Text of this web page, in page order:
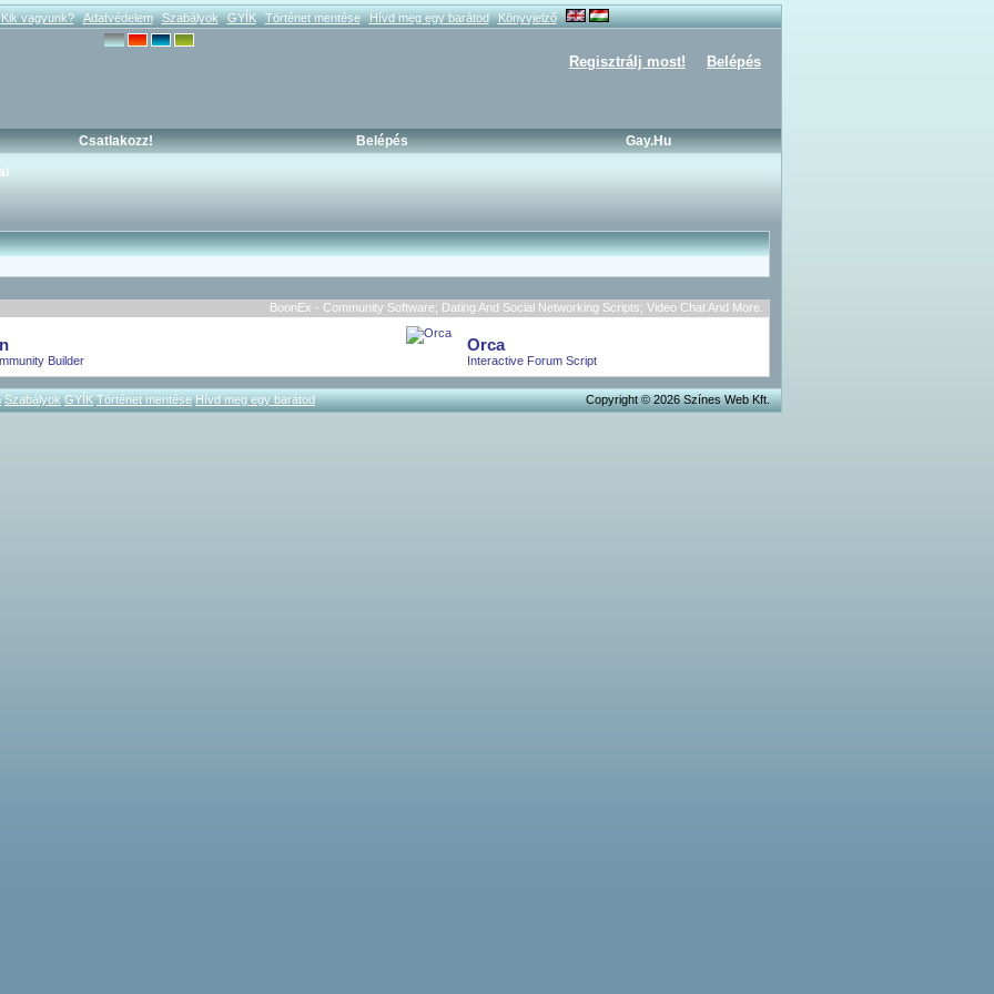
Kik vagyunk? Adatvédelem Szabályok GYÍK Történet mentése Hívd meg egy barátod Könyvjelző
Regisztrálj most! Belépés
Csatlakozz! Belépés
Gay.hu
BoonEx - Community Software; Dating And Social Networking Scripts; Video Chat And More.
Builder
Orca
Interactive Forum Script
Szabályok GYÍK Történet mentése Hívd meg egy barátod Copyright © 2026 Színes Web Kft.